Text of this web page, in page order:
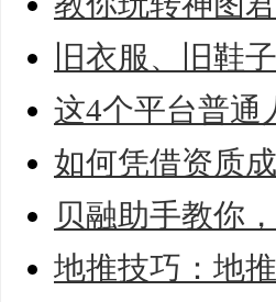
旧衣服、旧鞋
这4个平台普通
如何凭借资质
贝融助手教你
地推技巧：地